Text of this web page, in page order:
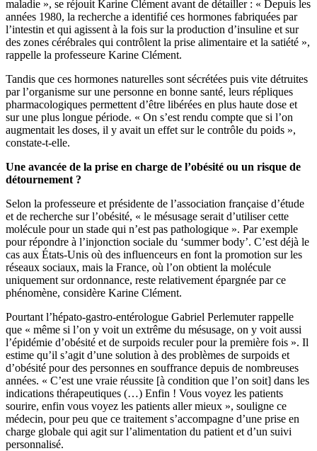
maladie », se réjouit Karine Clément avant de détailler : « Depuis les
années 1980, la recherche a identifié ces hormones fabriquées par
l’intestin et qui agissent à la fois sur la production d’insuline et sur
des zones cérébrales qui contrôlent la prise alimentaire et la satiété »,
rappelle la professeure Karine Clément.
Tandis que ces hormones naturelles sont sécrétées puis vite détruites
par l’organisme sur une personne en bonne santé, leurs répliques
pharmacologiques permettent d’être libérées en plus haute dose et
sur une plus longue période. « On s’est rendu compte que si l’on
augmentait les doses, il y avait un effet sur le contrôle du poids »,
constate-t-elle.
Une avancée de la prise en charge de l’obésité ou un risque de
détournement ?
Selon la professeure et présidente de l’association française d’étude
et de recherche sur l’obésité, « le mésusage serait d’utiliser cette
molécule pour un stade qui n’est pas pathologique ». Par exemple
pour répondre à l’injonction sociale du ‘summer body’. C’est déjà le
cas aux États-Unis où des influenceurs en font la promotion sur les
réseaux sociaux, mais la France, où l’on obtient la molécule
uniquement sur ordonnance, reste relativement épargnée par ce
phénomène, considère Karine Clément.
Pourtant l’hépato-gastro-entérologue Gabriel Perlemuter rappelle
que « même si l’on y voit un extrême du mésusage, on y voit aussi
l’épidémie d’obésité et de surpoids reculer pour la première fois ». Il
estime qu’il s’agit d’une solution à des problèmes de surpoids et
d’obésité pour des personnes en souffrance depuis de nombreuses
années. « C’est une vraie réussite [à condition que l’on soit] dans les
indications thérapeutiques (…) Enfin ! Vous voyez les patients
sourire, enfin vous voyez les patients aller mieux », souligne ce
médecin, pour peu que ce traitement s’accompagne d’une prise en
charge globale qui agit sur l’alimentation du patient et d’un suivi
personnalisé.